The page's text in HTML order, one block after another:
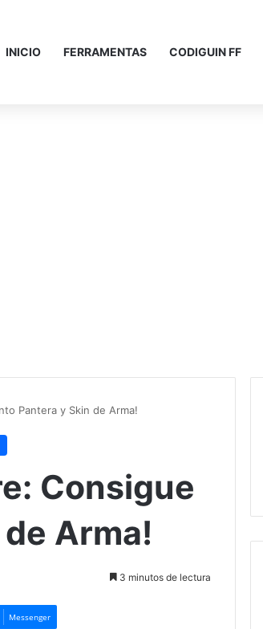
INICIO FERRAMENTAS CODIGUIN FF
Pantera y Skin de Arma!
Consigue
Arma!
3 minutos de lectura
Messenger